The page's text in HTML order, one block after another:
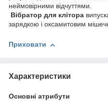
неймовірними відчуттями.
Вібратор для клітора
зарядкою і оксамитовим
Приховати
Характеристики
Основні атрибути